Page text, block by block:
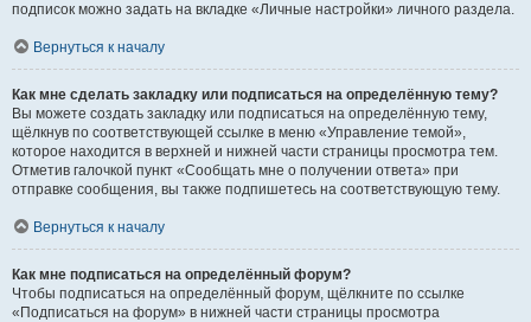
подписок можно задать на вкладке «Личные настройки» личного раздела.
Вернуться к началу
Как мне сделать закладку или подписаться на определённую тему?
Вы можете создать закладку или подписаться на определённую тему,
щёлкнув по соответствующей ссылке в меню «Управление темой»,
которое находится в верхней и нижней части страницы просмотра тем.
Отметив галочкой пункт «Сообщать мне о получении ответа» при
отправке сообщения, вы также подпишетесь на соответствующую тему.
Вернуться к началу
Как мне подписаться на определённый форум?
Чтобы подписаться на определённый форум, щёлкните по ссылке
«Подписаться на форум» в нижней части страницы просмотра